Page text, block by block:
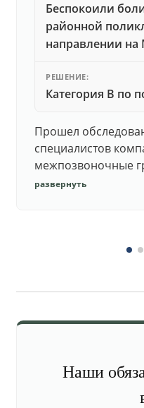
Беспокоили
районной
направлении на
РЕШЕНИЕ:
Категория В по
Прошел
специалистов
межпозвоночные
функций. Юристы
развернуть
Наши